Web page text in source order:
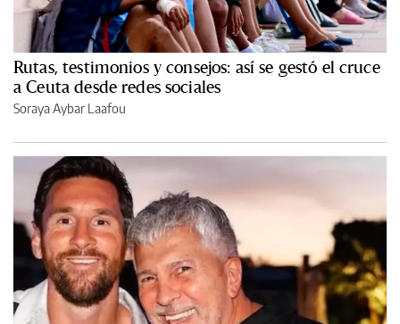
Rutas, testimonios y consejos: así se gestó el cruce
a Ceuta desde redes sociales
Soraya Aybar Laafou